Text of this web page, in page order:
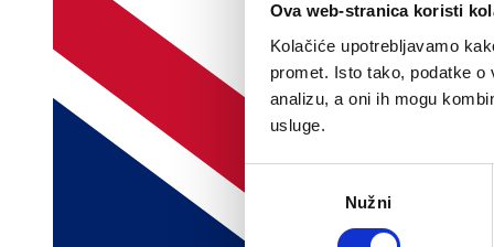
Ova web-stranica koristi
Kolačiće upotrebljavamo
promet. Isto tako, podatke
analizu, a oni ih mogu
usluge.
Nužni